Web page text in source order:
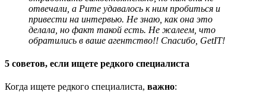
отвечали, а Рите удавалось к ним пробиться и
привести на интервью. Не знаю, как она это
делала, но факт такой есть. Не жалеем, что
обратились в ваше агентство!! Спасибо, GetIT!
5 советов, если ищете редкого специалиста
Когда ищете редкого специалиста, важно: